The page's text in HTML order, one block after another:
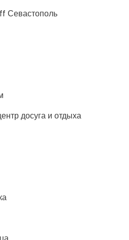
Севастополь
досуга и отдыха